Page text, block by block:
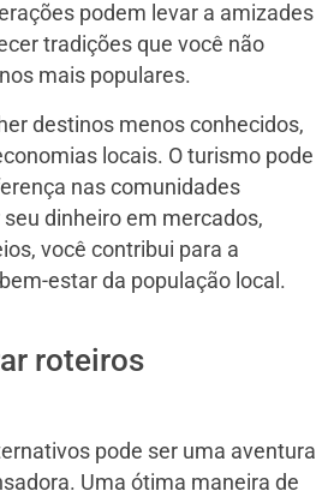
podem levar a amizades
tradições que você não
mais populares.
destinos menos conhecidos,
locais. O turismo pode
nas comunidades
dinheiro em mercados,
você contribui para a
estar da população local.
roteiros
pode ser uma aventura
Uma ótima maneira de